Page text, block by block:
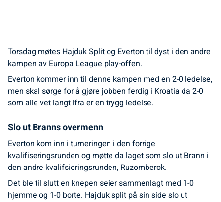
Torsdag møtes Hajduk Split og Everton til dyst i den andre
kampen av Europa League play-offen.
Everton kommer inn til denne kampen med en 2-0 ledelse,
men skal sørge for å gjøre jobben ferdig i Kroatia da 2-0
som alle vet langt ifra er en trygg ledelse.
Slo ut Branns overmenn
Everton kom inn i turneringen i den forrige
kvalifiseringsrunden og møtte da laget som slo ut Brann i
den andre kvalifsieringsrunden, Ruzomberok.
Det ble til slutt en knepen seier sammenlagt med 1-0
hjemme og 1-0 borte. Hajduk split på sin side slo ut